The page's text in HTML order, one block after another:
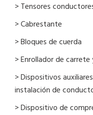
> Tensores
> Cabrestante
> Bloques de cuerda
> Enrollador de
> Dispositivos
instalación de
> Dispositivo de